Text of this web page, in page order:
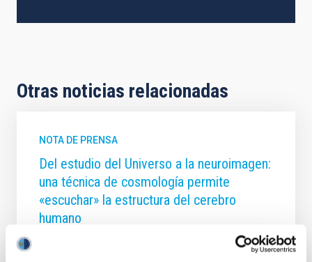
Otras noticias relacionadas
NOTA DE PRENSA
Del estudio del Universo a la neuroimagen:
una técnica de cosmología permite
«escuchar» la estructura del cerebro
humano
Un equipo multidisciplinar formado por profesionales